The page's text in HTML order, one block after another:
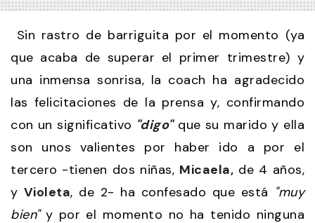
Sin rastro de barriguita por el momento (ya
que acaba de superar el primer trimestre) y
una inmensa sonrisa, la coach ha agradecido
las felicitaciones de la prensa y, confirmando
con un significativo "digo"que su marido y ella
son unos valientes por haber ido a por el
tercero -tienen dos niñas, Micaela, de 4 años,
y Violeta, de 2- ha confesado que está "muy
bien"y por el momento no ha tenido ninguna